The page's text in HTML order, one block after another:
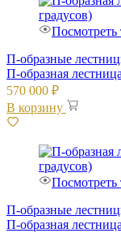
Посмотреть
П-образные
П-образная
570 000 ₽
В корзину
Посмотреть
П-образные
П-образная